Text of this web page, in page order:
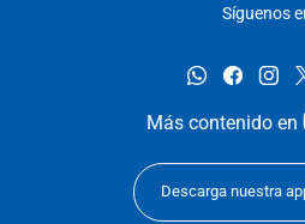
Síguenos
whatsapp
Más contenido en
Descarga nuestra